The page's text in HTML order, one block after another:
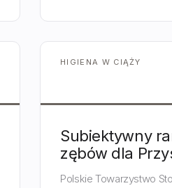
HIGIENA W CIĄŻY
Subiektywny
zębów dla
Polskie Towarzystwo